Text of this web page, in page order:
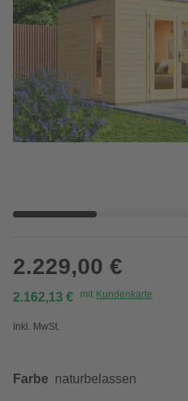
2.229,00 €
2.162,13 € mit Kundenkarte
Inkl. MwSt.
Farbe naturbelassen